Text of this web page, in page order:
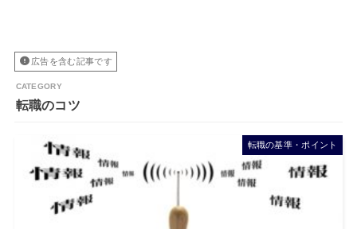
広告を含む記事です
転職のコツ
転職の基準・ポイント